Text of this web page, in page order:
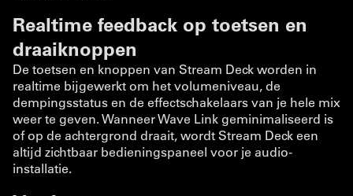
Realtime feedback op toetsen en
draaiknoppen
De toetsen en knoppen van Stream Deck worden in
realtime bijgewerkt om het volumeniveau, de
dempingsstatus en de effectschakelaars van je hele mix
weer te geven. Wanneer Wave Link geminimaliseerd is
of op de achtergrond draait, wordt Stream Deck een
altijd zichtbaar bedieningspaneel voor je audio-
installatie.